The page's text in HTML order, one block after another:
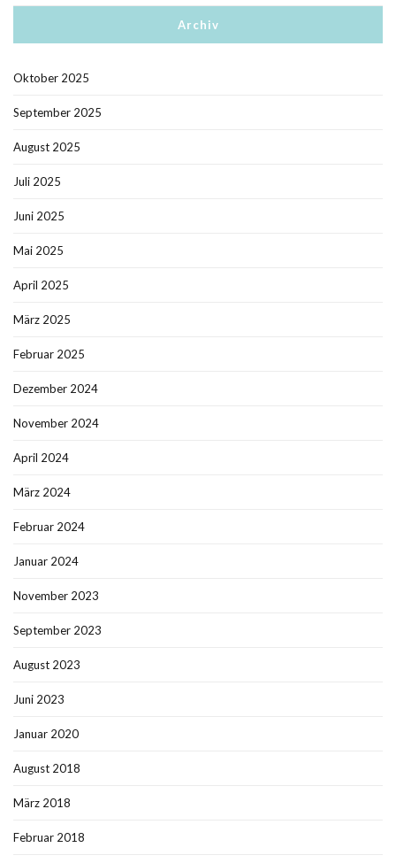
Archiv
Oktober 2025
September 2025
August 2025
Juli 2025
Juni 2025
Mai 2025
April 2025
März 2025
Februar 2025
Dezember 2024
November 2024
April 2024
März 2024
Februar 2024
Januar 2024
November 2023
September 2023
August 2023
Juni 2023
Januar 2020
August 2018
März 2018
Februar 2018